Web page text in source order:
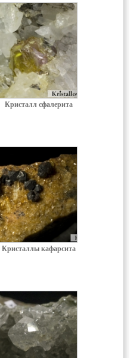
Кристалл сфалерита
Кристаллы кафарсита